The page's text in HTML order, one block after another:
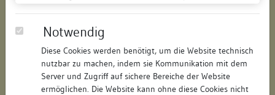
Notwendig
Diese Cookies werden benötigt, um die Website technisch
nutzbar zu machen, indem sie Kommunikation mit dem
Server und Zugriff auf sichere Bereiche der Website
ermöglichen. Die Website kann ohne diese Cookies nicht
Mesmerwohnhaus von St. Stephan
211316049107/ Datum:20.06.2008
Datenbestand:
Bauforschung